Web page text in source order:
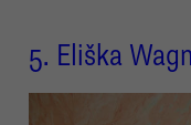
5. Eliška